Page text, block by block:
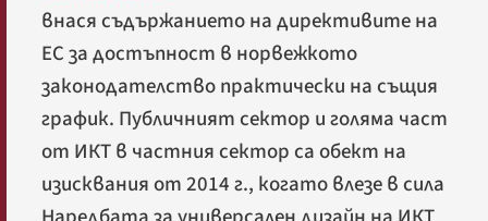
внася съдържанието на директивите на
ЕС за достъпност в норвежкото
законодателство практически на същия
график. Публичният сектор и голяма част
от ИКТ в частния сектор са обект на
изисквания от 2014 г., когато влезе в сила